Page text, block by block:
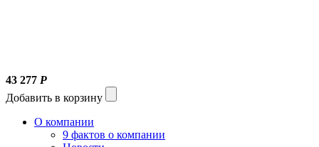
43 277 Р
Добавить в корзину
О компании
9 фактов о компании